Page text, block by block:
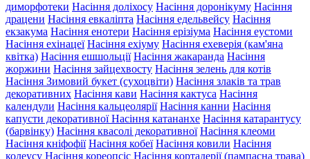
диморфотеки Насіння доліхосу Насіння доронікуму Насіння
драцени Насіння евкаліпта Насіння едельвейсу Насіння
екзакума Насіння енотери Насіння ерізіума Насіння еустоми
Насіння ехінацеї Насіння ехіуму Насіння ехеверія (кам'яна
квітка) Насіння ешшольції Насіння жакаранда Насіння
жоржини Насіння зайцехвосту Насіння зелень для котів
Насіння Зимовий букет (сухоцвіти) Насіння злаків та трав
декоративних Насіння кави Насіння кактуса Насіння
календули Насіння кальцеолярії Насіння канни Насіння
капусти декоративноїНасіння катананхе Насіння катарантусу
(барвінку) Насіння квасолі декоративної Насіння клеоми
Насіння кніфофії Насіння кобеї Насіння ковили Насіння
колеусу Насіння кореопсіс Насіння кортадерії (пампасна трава)